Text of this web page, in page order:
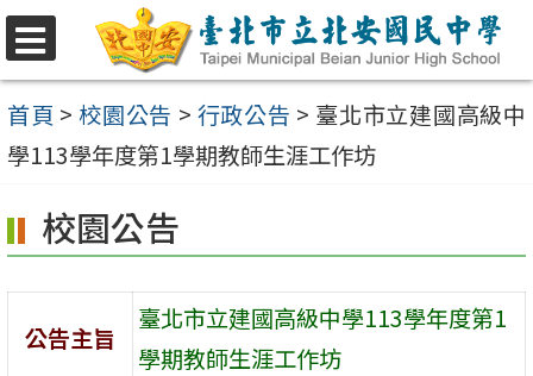
選
單
跳
至
主
要
容
區
首頁 > 校園公告 > 行政公告 > 臺北市立建國高級中
學113學年度第1學期教師生涯工作坊
校園公告
公告主旨
臺北市立建國高級中學113學年度第1
學期教師生涯工作坊